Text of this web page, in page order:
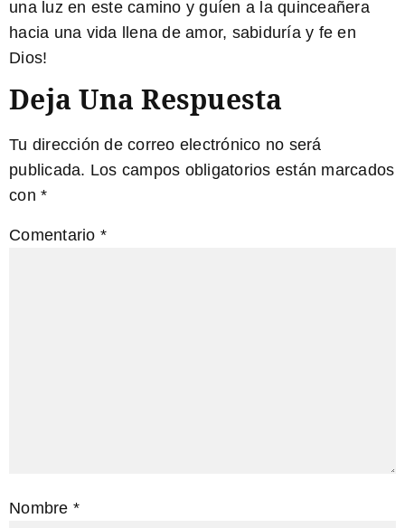
una luz en este camino y guíen a la quinceañera
hacia una vida llena de amor, sabiduría y fe en
Dios!
Deja Una Respuesta
Tu dirección de correo electrónico no será
publicada. Los campos obligatorios están marcados
con *
Comentario *
Nombre *